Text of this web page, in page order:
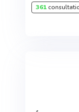
361